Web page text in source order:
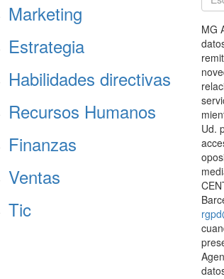
Marketing
Estrategia
Habilidades directivas
Recursos Humanos
Finanzas
Ventas
Tic
MG
Ud.